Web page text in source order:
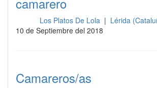
Los Platos De Lola | Lérida
10 de Septiembre del 2018
Camareros/as